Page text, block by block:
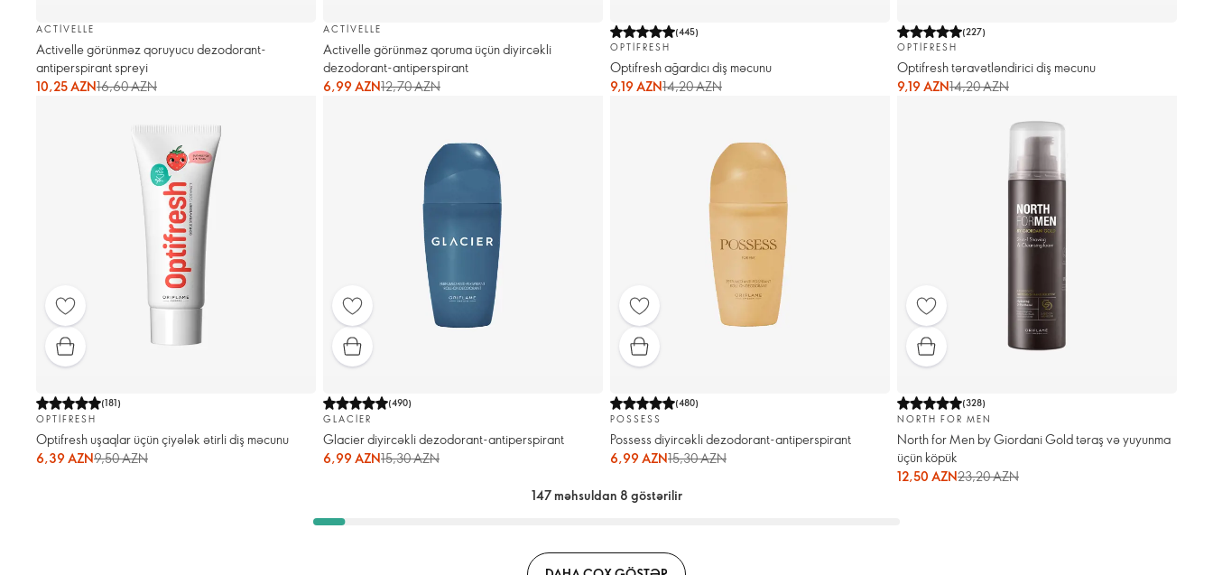
ACTIVELLE
Activelle görünməz qoruyucu dezodorant-
antiperspirant spreyi
10,25 AZN16,60 AZN
ACTIVELLE
Activelle görünməz qoruma üçün diyircəkli
dezodorant-antiperspirant
6,99 AZN12,70 AZN
(445)
OPTIFRESH
Optifresh ağardıcı diş məcunu
9,19 AZN14,20 AZN
(227)
OPTIFRESH
Optifresh təravətləndirici diş məcunu
9,19 AZN14,20 AZN
(181)
OPTIFRESH
Optifresh uşaqlar üçün çiyələk ətirli diş məcunu
6,39 AZN9,50 AZN
(490)
GLACIER
Glacier diyircəkli dezodorant-antiperspirant
6,99 AZN15,30 AZN
(480)
POSSESS
Possess diyircəkli dezodorant-antiperspirant
6,99 AZN15,30 AZN
(328)
NORTH FOR MEN
North for Men by Giordani Gold təraş və yuyunma
üçün köpük
12,50 AZN23,20 AZN
147 məhsuldan 8 göstərilir